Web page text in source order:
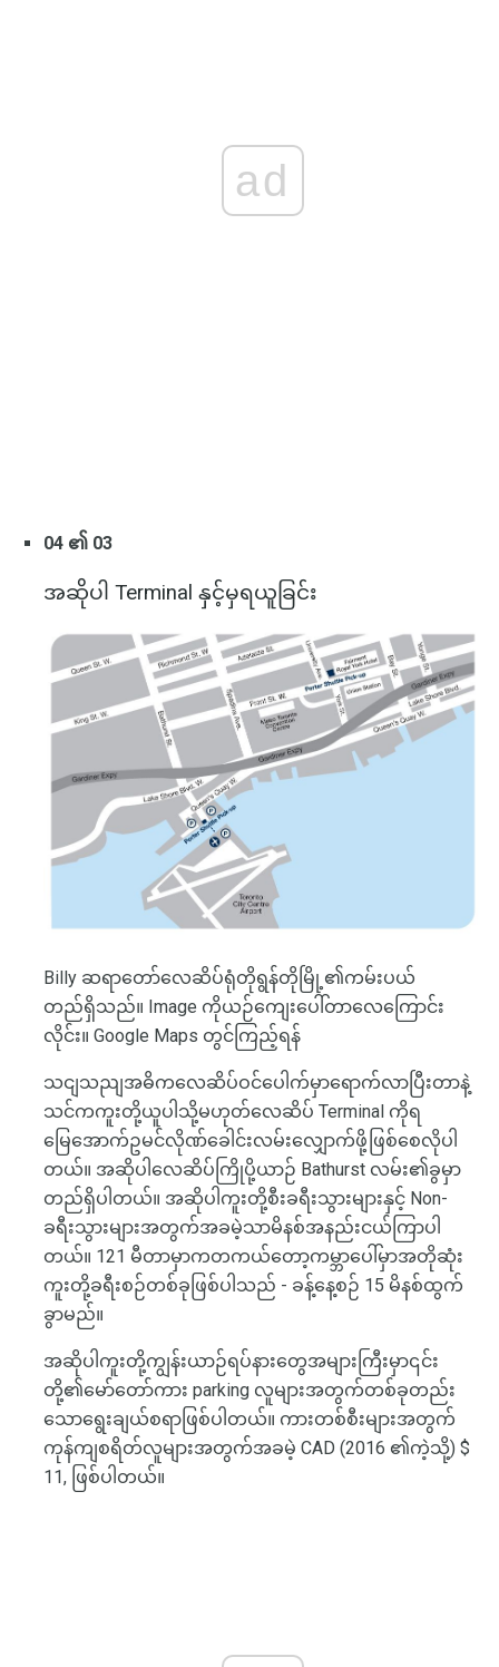
ad
04 ၏ 03
အဆိုပါ Terminal နှင့်မှရယူခြင်း
Billy ဆရာတော်လေဆိပ်ရုံတိုရွန်တိုမြို့၏ကမ်းပယ်
တည်ရှိသည်။ Image ကိုယဉ်ကျေးပေါ်တာလေကြောင်း
လိုင်း။ Google Maps တွင်ကြည့်ရန်
သငျသညျအဓိကလေဆိပ်ဝင်ပေါက်မှာရောက်လာပြီးတာနဲ့
သင်ကကူးတို့ယူပါသို့မဟုတ်လေဆိပ် Terminal ကိုရ
မြေအောက်ဥမင်လိုဏ်ခေါင်းလမ်းလျှောက်ဖို့ဖြစ်စေလိုပါ
တယ်။ အဆိုပါလေဆိပ်ကြိုပို့ယာဉ် Bathurst လမ်း၏ခွမှာ
တည်ရှိပါတယ်။ အဆိုပါကူးတို့စီးခရီးသွားများနှင့် Non-
ခရီးသွားများအတွက်အခမဲ့သာမိနစ်အနည်းငယ်ကြာပါ
တယ်။ 121 မီတာမှာကတကယ်တော့ကမ္ဘာပေါ်မှာအတိုဆုံး
ကူးတို့ခရီးစဉ်တစ်ခုဖြစ်ပါသည် - ခန့်နေ့စဉ် 15 မိနစ်ထွက်
ခွာမည်။
အဆိုပါကူးတို့ကျွန်းယာဉ်ရပ်နားတွေအများကြီးမှာ၎င်း
တို့၏မော်တော်ကား parking လူများအတွက်တစ်ခုတည်း
သောရွေးချယ်စရာဖြစ်ပါတယ်။ ကားတစ်စီးများအတွက်
ကုန်ကျစရိတ်လူများအတွက်အခမဲ့ CAD (2016 ၏ကဲ့သို့) $
11, ဖြစ်ပါတယ်။